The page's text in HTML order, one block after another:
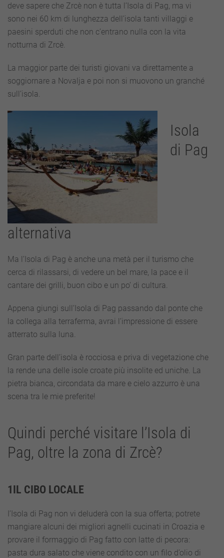
deve sapere che Zrcè non è tutta l’Isola di Pag, ma vi
sono nei 60 km di lunghezza dell’isola tanti villaggi e
paesini sperduti che non c’entrano nulla con la vita
notturna di Zrcè.
La maggior parte dei turisti giovani va direttamente a
soggiornare a Novalja e poi non si muovono un granché
sull’isola.
Isola
di Pag
alternativa
Ma l’Isola di Pag è anche una metà per il turismo che
cerca di rilassarsi, di vedere un bel mare, la pace e il
cantare dei grilli, buon cibo e un po’ di cultura.
Appena giungi sull’Isola di Pag passando dal ponte che
la collega alla terraferma, avrai l’impressione di essere
atterrato sulla luna.
Gran parte dell’isola è rocciosa e priva di vegetazione che
la rende una delle isole croate più insolite ed uniche. La
pietra bianca, circondata da mare e cielo azzurro è una
scena tra le mie preferite!
Quindi perché visitare l’Isola di
Pag, oltre la zona di Zrcè?
1IL CIBO LOCALE
I’Isola di Pag non vi deluderà con la sua offerta; potrete
mangiare alcuni dei migliori agnelli cucinati in Croazia e
provare il formaggio di Pag fatto con latte di pecora:
pasta dura salato che viene condito con un filo d’olio di